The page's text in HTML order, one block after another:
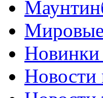
Мировые
Новинки
Новости